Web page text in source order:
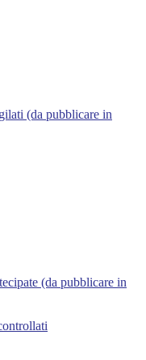
(da pubblicare in
(da pubblicare in